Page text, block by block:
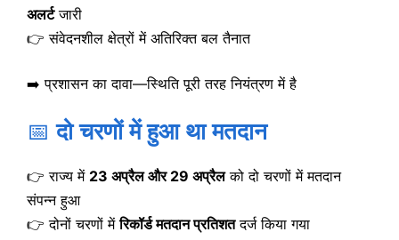
अलर्टजारी
👉 संवेदनशील क्षेत्रों में अतिरिक्त बल तैनात
➡️ प्रशासन का दावा—स्थिति पूरी तरह नियंत्रण में है
📅दो चरणों में हुआ था मतदान
👉 राज्य में 23 अप्रैल और 29 अप्रैलको दो चरणों में मतदान
संपन्न हुआ
👉 दोनों चरणों मेंरिकॉर्ड मतदान प्रतिशतदर्ज किया गया